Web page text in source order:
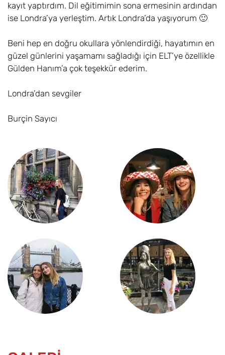
kayıt yaptırdım. Dil eğitimimin sona ermesinin ardından
ise Londra’ya yerleştim. Artık Londra’da yaşıyorum 🙂
Beni hep en doğru okullara yönlendirdiği, hayatımın en
güzel günlerini yaşamamı sağladığı için ELT’ye özellikle
Gülden Hanım’a çok teşekkür ederim.
Londra’dan sevgiler
Burçin Sayıcı